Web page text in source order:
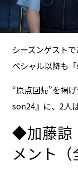
シーズンゲスト
ペシャル以降も
“原点回帰”を掲
son24』に、2人
◆加藤諒
メント（